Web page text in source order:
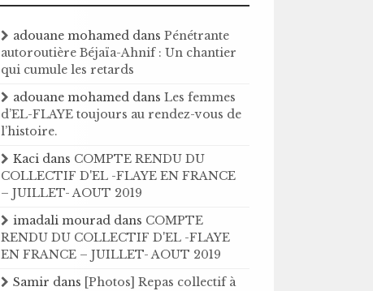
adouane mohamed dansPénétrante
autoroutière Béjaïa-Ahnif : Un chantier
qui cumule les retards
adouane mohamed dansLes femmes
d’EL-FLAYE toujours au rendez-vous de
l’histoire .
Kaci dans COMPTE RENDU DU
COLLECTIF D'EL -FLAYE EN FRANCE
– JUILLET- AOUT 2019
imadali mourad dans COMPTE
RENDU DU COLLECTIF D'EL -FLAYE
EN FRANCE – JUILLET- AOUT 2019
Samir dans [Photos] Repas collectif à